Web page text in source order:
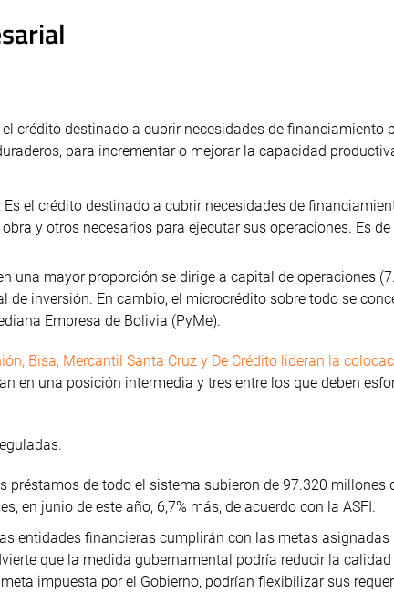
el crédito destinado a cubrir necesidades de financiamiento
para incrementar o mejorar la capacidad
: Es el crédito destinado a cubrir necesidades de
y otros necesarios para ejecutar sus operaciones. Es
una mayor proporción se dirige a capital de operaciones
inversión. En cambio, el microcrédito sobre todo se
Empresa de Bolivia (PyMe).
Bisa, Mercantil Santa Cruz y De Crédito lideran la
en una posición intermedia y tres entre los que deben
préstamos de todo el sistema subieron de 97.320
en junio de este año, 6,7% más, de acuerdo con la ASFI.
entidades financieras cumplirán con las metas asignadas
que la medida gubernamental podría reducir la
impuesta por el Gobierno, podrían flexibilizar sus